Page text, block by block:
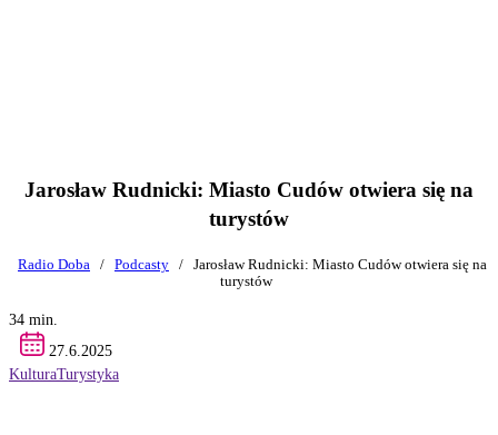
Jarosław Rudnicki: Miasto Cudów otwiera się na
turystów
Radio Doba / Podcasty /
Jarosław Rudnicki: Miasto Cudów otwiera się na
turystów
34 min.
27.6.2025
KulturaTurystyka